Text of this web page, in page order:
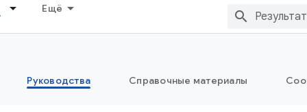
Ещё
Руководства Справочные материалы